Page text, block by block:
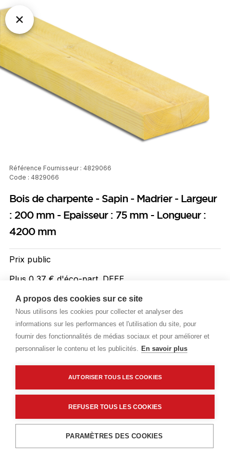
A propos des cookies sur ce site
Nous utilisons les cookies pour collecter et analyser des
informations sur les performances et l'utilisation du site, pour
fournir des fonctionnalités de médias sociaux et pour améliorer et
personnaliser le contenu et les publicités. En savoir plus
AUTORISER TOUS LES COOKIES
REFUSER TOUS LES COOKIES
PARAMÈTRES DES COOKIES
Référence Fournisseur : 4829066
Code : 4829066
Bois de charpente - Sapin - Madrier - Largeur
: 200 mm - Epaisseur : 75 mm - Longueur :
4200 mm
Prix public
Plus 0,37 € d'éco-part. DEEE
12,07 €TTC/ML
Livraisons & enlèvement
Caractéristiques techniques
Ajouter au panier